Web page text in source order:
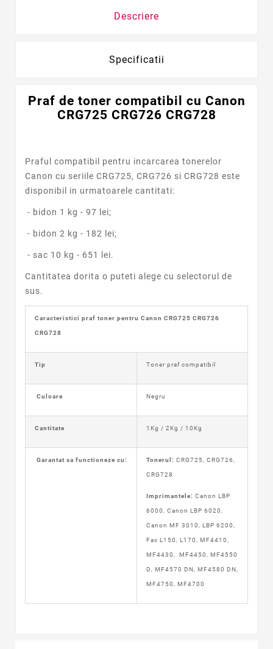
Descriere
Specificatii
Praf de toner compatibil
cu Canon
CRG725 CRG726 CRG728
Praful compatibil pentru incarcarea tonerelor
Canon cu seriile CRG725, CRG726 si CRG728 este
disponibil in urmatoarele cantitati:
- bidon 1 kg - 97 lei;
- bidon 2 kg - 182 lei;
- sac 10 kg - 651 lei.
Cantitatea dorita o puteti alege cu selectorul de
sus.
Caracteristici praf toner pentru Canon CRG725 CRG726
CRG728
Tip Toner praf compatibil
Culoare Negru
Cantitate 1Kg / 2Kg / 10Kg
Garantat sa functioneze cu: Tonerul: CRG725, CRG726,
CRG728
Imprimantele: Canon LBP
6000, Canon LBP 6020,
Canon MF 3010, LBP 6200,
Fax L150, L170, MF4410,
MF4430, MF4450, MF4550
D, MF4570 DN, MF4580 DN,
MF4750, MF4700